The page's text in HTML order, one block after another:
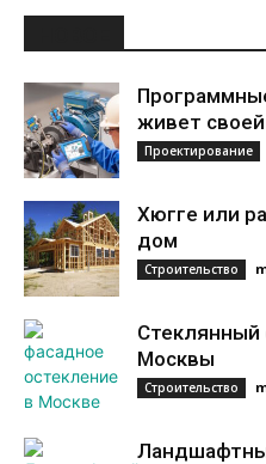
живет
Проектирование
Хюгге или
дом
Строительство
Стеклянный
Москвы
Строительство